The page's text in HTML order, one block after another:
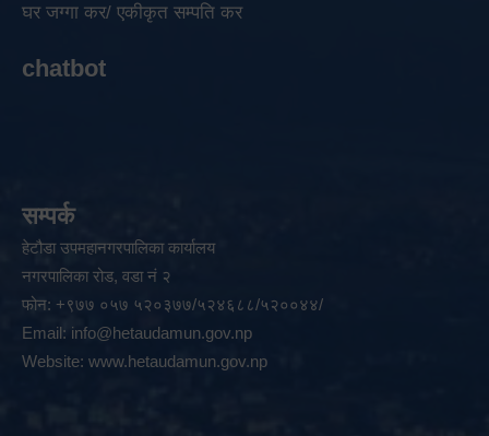
घर जग्गा कर/ एकीकृत सम्पति कर
chatbot
सम्पर्क
हेटौडा उपमहानगरपालिका कार्यालय
नगरपालिका रोड, वडा नं २
फोन: +९७७ ०५७ ५२०३७७/५२४६८८/५२००४४/
Email: info@hetaudamun.gov.np
Website: www.hetaudamun.gov.np